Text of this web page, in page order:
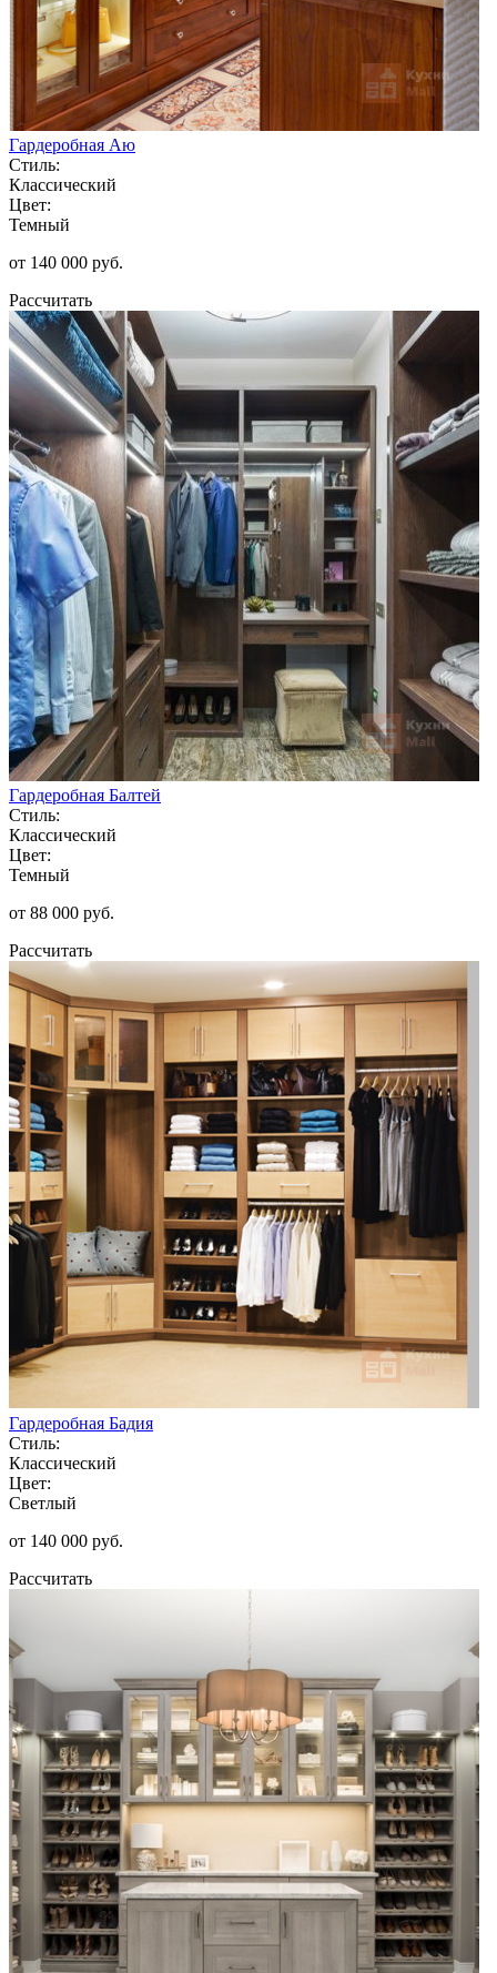
Гардеробная Аю
Стиль:
Классический
Цвет:
Темный
от 140 000 руб.
Рассчитать
Гардеробная Балтей
Стиль:
Классический
Цвет:
Темный
от 88 000 руб.
Рассчитать
Гардеробная Бадия
Стиль:
Классический
Цвет:
Светлый
от 140 000 руб.
Рассчитать